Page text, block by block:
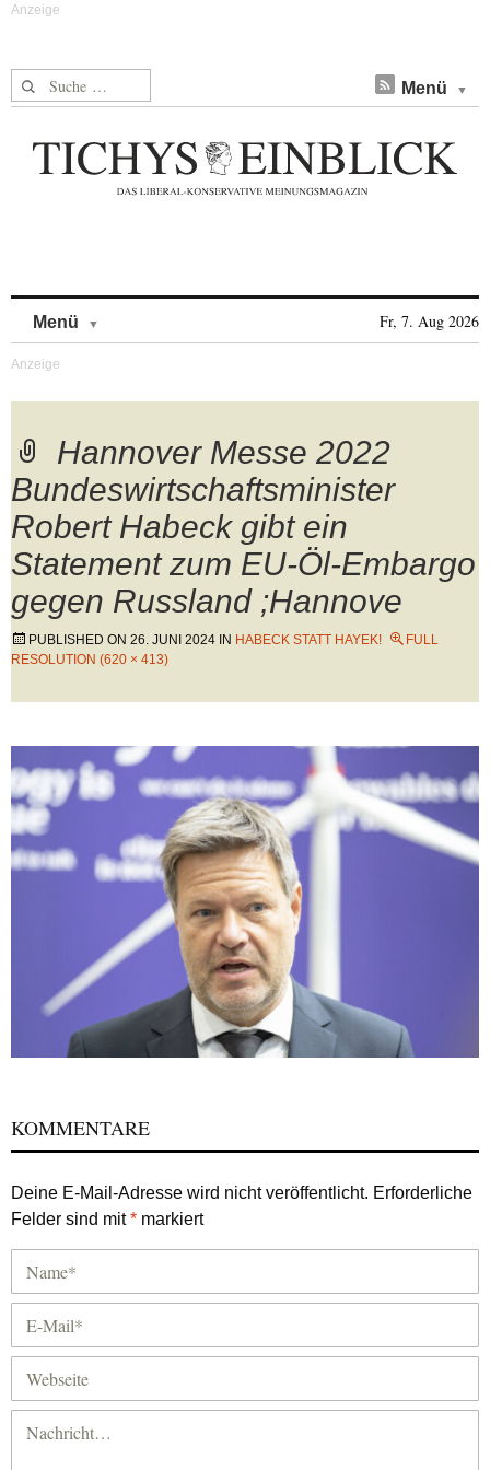
Suche nach: Menü
Menü Fr, 7. Aug 2026
Hannover Messe 2022
Bundeswirtschaftsminister
Robert Habeck gibt ein
Statement zum EU-Öl-Embargo
gegen Russland ;Hannove
PUBLISHED ON 26. JUNI 2024 IN HABECK STATT HAYEK!
FULL
RESOLUTION (620 × 413)
KOMMENTARE
Deine E-Mail-Adresse wird nicht veröffentlicht. Erforderliche
Felder sind mit* markiert